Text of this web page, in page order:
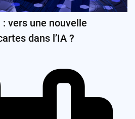
vers une nouvelle
dans l’IA ?